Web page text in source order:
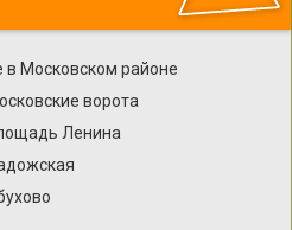
Московском районе
ворота
Ленина